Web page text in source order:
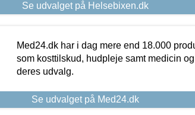
Se udvalget på Helsebixen.dk
Med24.dk har i dag mere end 18.000
som kosttilskud, hudpleje samt medicin
deres udvalg.
Se udvalget på Med24.dk